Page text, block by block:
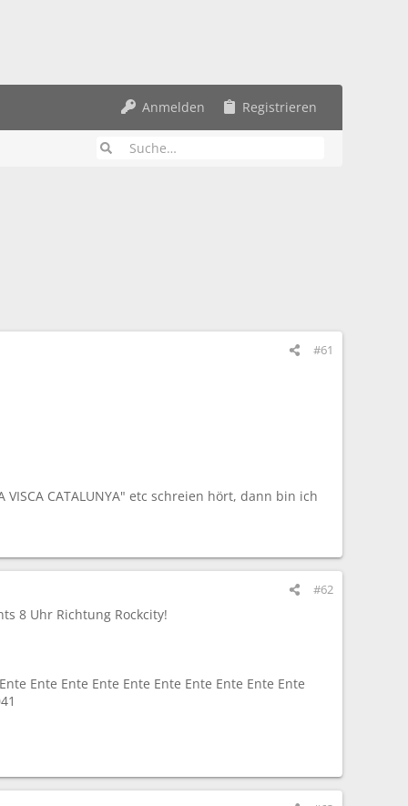
Anmelden Registrieren
#61
CATALUNYA" etc schreien hört, dann bin ich
#62
8 Uhr Richtung Rockcity!
Ente Ente Ente Ente Ente Ente Ente Ente Ente